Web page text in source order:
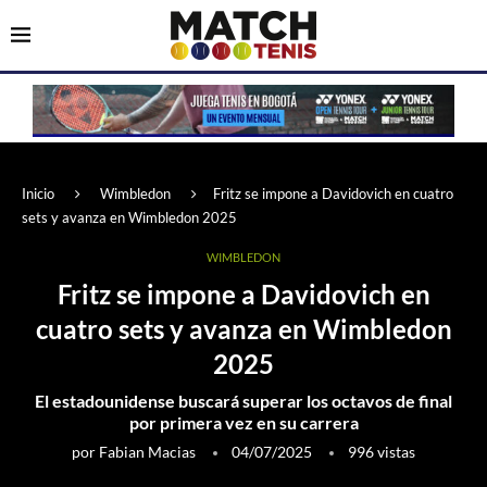
Inicio Wimbledon
Fritz se impone a Davidovich en cuatro
sets y avanza en Wimbledon 2025
WIMBLEDON
Fritz se impone a Davidovich en
cuatro sets y avanza en Wimbledon
2025
El estadounidense buscará superar los octavos de final
por primera vez en su carrera
por Fabian Macias 04/07/2025 996vistas